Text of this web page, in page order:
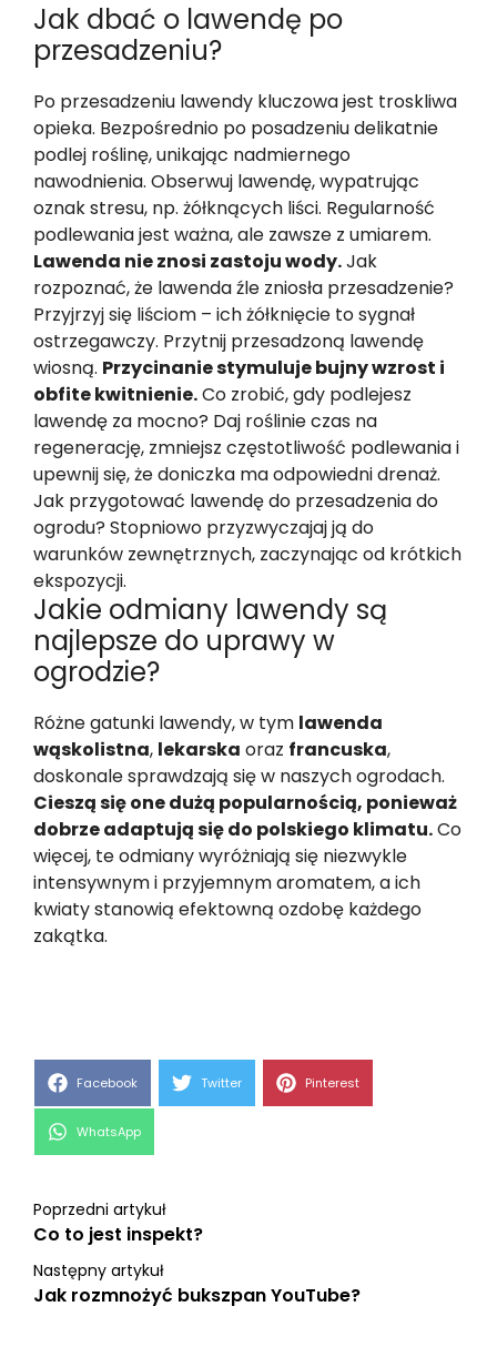
Jak dbać o lawendę po
przesadzeniu?
Po przesadzeniu lawendy kluczowa jest troskliwa
opieka. Bezpośrednio po posadzeniu delikatnie
podlej roślinę, unikając nadmiernego
nawodnienia. Obserwuj lawendę, wypatrując
oznak stresu, np. żółknących liści. Regularność
podlewania jest ważna, ale zawsze z umiarem.
Lawenda nie znosi zastoju wody.Jak
rozpoznać, że lawenda źle zniosła przesadzenie?
Przyjrzyj się liściom – ich żółknięcie to sygnał
ostrzegawczy. Przytnij przesadzoną lawendę
wiosną. Przycinanie stymuluje bujny wzrost i
obfite kwitnienie.Co zrobić, gdy podlejesz
lawendę za mocno? Daj roślinie czas na
regenerację, zmniejsz częstotliwość podlewania i
upewnij się, że doniczka ma odpowiedni drenaż.
Jak przygotować lawendę do przesadzenia do
ogrodu? Stopniowo przyzwyczajaj ją do
warunków zewnętrznych, zaczynając od krótkich
ekspozycji.
Jakie odmiany lawendy są
najlepsze do uprawy w
ogrodzie?
Różne gatunki lawendy, w tym lawenda
wąskolistna, lekarska oraz francuska,
doskonale sprawdzają się w naszych ogrodach.
Cieszą się one dużą popularnością, ponieważ
dobrze adaptują się do polskiego klimatu.Co
więcej, te odmiany wyróżniają się niezwykle
intensywnym i przyjemnym aromatem, a ich
kwiaty stanowią efektowną ozdobę każdego
zakątka.
Share
Facebook Share
Twitter Share
Pinterest
Share
WhatsApp
Poprzedni artykuł
Co to jest inspekt?
Następny artykuł
Jak rozmnożyć bukszpan YouTube?